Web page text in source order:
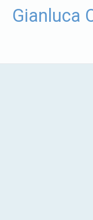
Gianluca